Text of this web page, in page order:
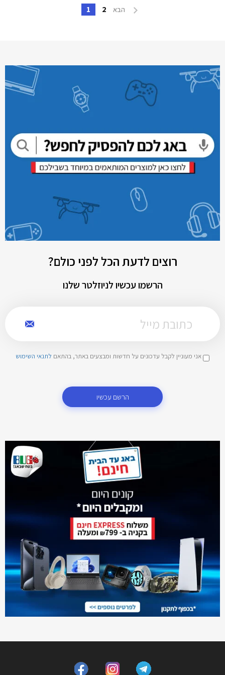
הבא 2
1
רוצים לדעת הכל לפני כולם?
הרשמו עכשיו לניוזלטר שלנו
אני מעוניין לקבל עדכונים על חדשות ומבצעים באתר, בהתאם לתנאי השימוש
הרשם עכשיו